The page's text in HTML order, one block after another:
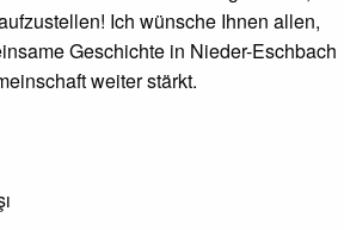
Ich wünsche Ihnen allen,
Geschichte in Nieder-Eschbach
weiter stärkt.